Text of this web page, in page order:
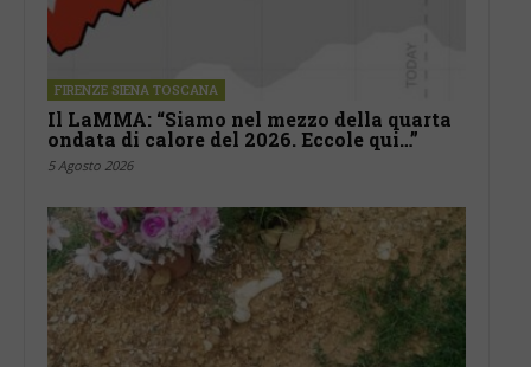
FIRENZE SIENA TOSCANA
Il LaMMA: “Siamo nel mezzo della quarta
ondata di calore del 2026. Eccole qui…”
5 Agosto 2026